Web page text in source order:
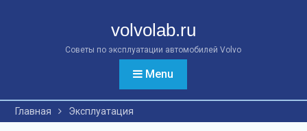
volvolab.ru
Советы по эксплуатации автомобилей Volvo
Menu
Главная Эксплуатация